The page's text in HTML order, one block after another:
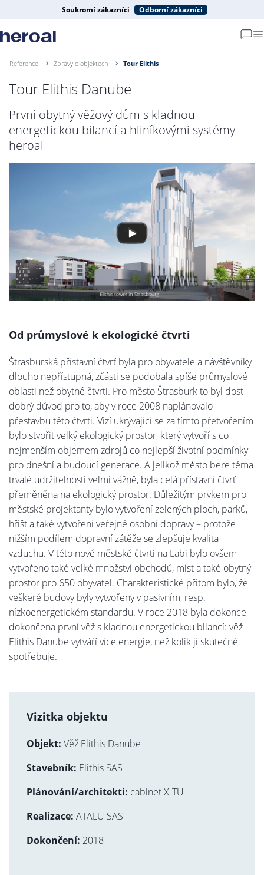
Soukromí zákazníci Odborní zákazníci
Reference Zprávy o objektech Tour Elithis
Tour Elithis Danube
První obytný věžový dům s kladnou
energetickou bilancí a hliníkovými systémy
heroal
Od průmyslové k ekologické čtvrti
Štrasburská přístavní čtvrť byla pro obyvatele a návštěvníky
dlouho nepřístupná, zčásti se podobala spíše průmyslové
oblasti než obytné čtvrti. Pro město Štrasburk to byl dost
dobrý důvod pro to, aby v roce 2008 naplánovalo
přestavbu této čtvrti. Vizí ukrývající se za tímto přetvořením
bylo stvořit velký ekologický prostor, který vytvoří s co
nejmenším objemem zdrojů co nejlepší životní podmínky
pro dnešní a budoucí generace. A jelikož město bere téma
trvalé udržitelnosti velmi vážně, byla celá přístavní čtvrť
přeměněna na ekologický prostor. Důležitým prvkem pro
městské projektanty bylo vytvoření zelených ploch, parků,
hřišť a také vytvoření veřejné osobní dopravy – protože
nižším podílem dopravní zátěže se zlepšuje kvalita
vzduchu. V této nové městské čtvrti na Labi bylo ovšem
vytvořeno také velké množství obchodů, míst a také obytný
prostor pro 650 obyvatel. Charakteristické přitom bylo, že
veškeré budovy byly vytvořeny v pasivním, resp.
nízkoenergetickém standardu. V roce 2018 byla dokonce
dokončena první věž s kladnou energetickou bilancí: věž
Elithis Danube vytváří více energie, než kolik jí skutečně
spotřebuje.
Vizitka objektu
Objekt: Věž Elithis Danube
Stavebník: Elithis SAS
Plánování/architekti: cabinet X-TU
Realizace: ATALU SAS
Dokončení: 2018